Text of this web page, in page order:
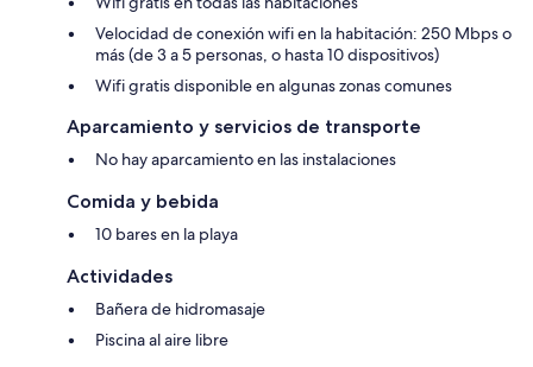
Velocidad de conexión wifi en la habitación: 250 Mbps o
más (de 3 a 5 personas, o hasta 10 dispositivos)
Wifi gratis disponible en algunas zonas comunes
Aparcamiento y servicios de transporte
No hay aparcamiento en las instalaciones
Comida y bebida
10 bares en la playa
Actividades
Bañera de hidromasaje
Piscina al aire libre